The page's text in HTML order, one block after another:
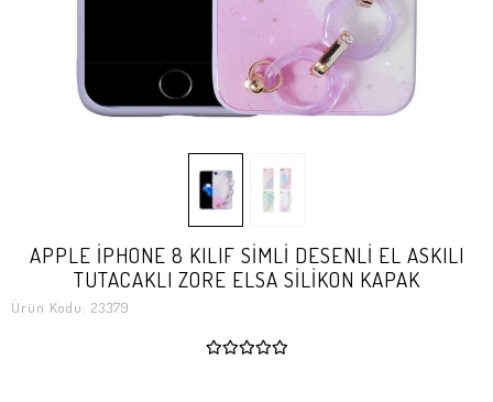
APPLE İPHONE 8 KILIF SİMLİ DESENLİ EL ASKILI
TUTACAKLI ZORE ELSA SİLİKON KAPAK
Ürün Kodu: 23379